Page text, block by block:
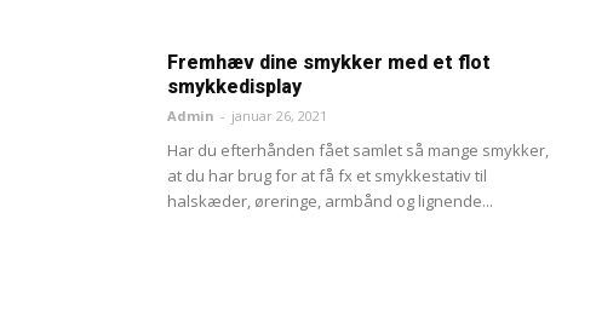
Fremhæv dine smykker med et flot
smykkedisplay
Admin - januar 26, 2021
Har du efterhånden fået samlet så mange smykker,
at du har brug for at få fx et smykkestativ til
halskæder, øreringe, armbånd og lignende...